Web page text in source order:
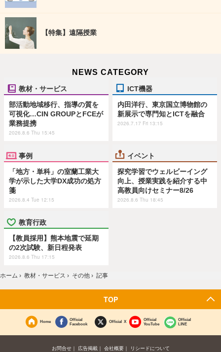
【特集】遠隔授業
NEWS CATEGORY
教材・サービス
部活動地域移行、指導の質を
可視化…CIN GROUPとFCEが
業務提携
2026.8.6 Thu 15:45
ICT機器
内田洋行、東京国立博物館の
新展示で専門知とICTを融合
2026.7.17 Fri 13:15
事例
「地方・単科」の室蘭工業大
学が示した大学DX成功の処方
箋
2026.8.4 Tue 12:15
イベント
探究学習でウェルビーイング
向上、授業実践を紹介する中
高教員向けセミナー8/26
2026.8.6 Thu 18:45
教育行政
【教員採用】熊本地震で延期
の2次試験、新日程発表
2026.8.6 Thu 17:15
ホーム › 教材・サービス › その他 › 記事
TOP
Home
Official
Facebook
Official X
Official
YouTube
Official
LINE
お問合せ 広告掲載 会社概要 リシードについて